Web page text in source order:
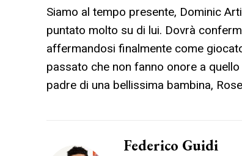
Siamo al tempo presente, Dominic
puntato molto su di lui. Dovrà
affermandosi finalmente come
passato che non fanno onore a
padre di una bellissima bambina,
Federico Guidi